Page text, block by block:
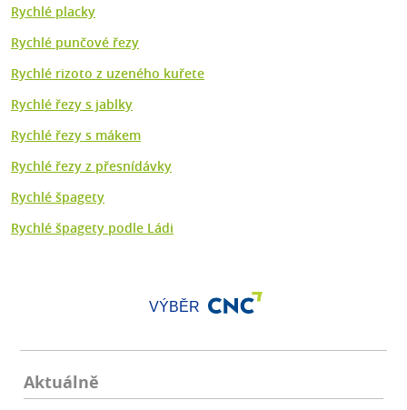
Rychlé placky
Rychlé punčové řezy
Rychlé rizoto z uzeného kuřete
Rychlé řezy s jablky
Rychlé řezy s mákem
Rychlé řezy z přesnídávky
Rychlé špagety
Rychlé špagety podle Ládi
VÝBĚR
Aktuálně